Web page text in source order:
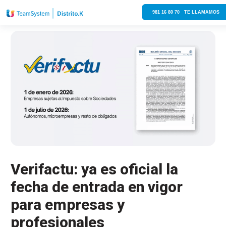
981 16 80 70 TE LLAMAMOS
Verifactu: ya es oficial la
fecha de entrada en vigor
para empresas y
profesionales